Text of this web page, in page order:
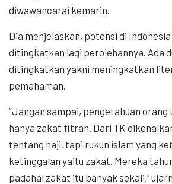
diwawancarai kemarin.
Dia menjelaskan, potensi di
ditingkatkan lagi perolehannya. Ada
ditingkatkan yakni meningkatkan
pemahaman.
“Jangan sampai, pengetahuan
hanya zakat fitrah. Dari TK
tentang haji, tapi rukun islam yang
ketinggalan yaitu zakat. Mereka
padahal zakat itu banyak sekali,’’